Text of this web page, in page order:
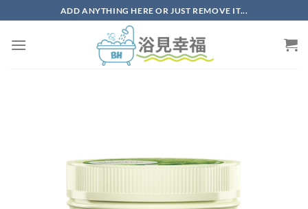
ADD ANYTHING HERE OR JUST REMOVE IT...